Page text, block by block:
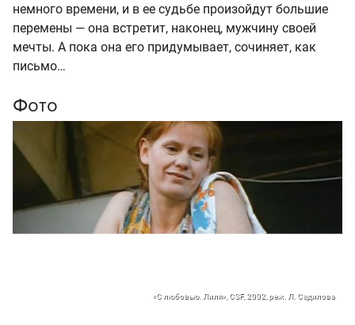
немного времени, и в ее судьбе произойдут большие
перемены — она встретит, наконец, мужчину своей
мечты. А пока она его придумывает, сочиняет, как
письмо…
Фото
«С любовью. Лиля», CSF, 2002, реж. Л. Садилова